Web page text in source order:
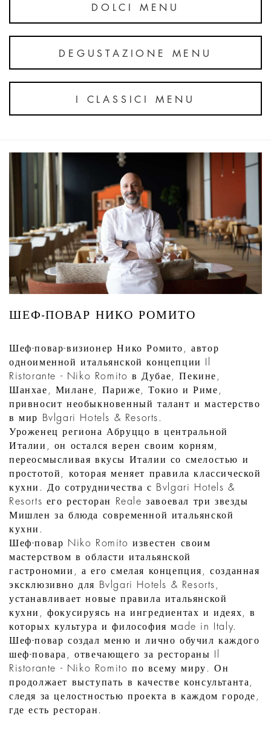
DOLCI MENU
DEGUSTAZIONE MENU
I CLASSICI MENU
ШЕФ-ПОВАР НИКО РОМИТО
Шеф-повар-визионер Нико Ромито, автор
одноименной итальянской концепции Il
Ristorante - Niko Romito в Дубае, Пекине,
Шанхае, Милане, Париже, Токио и Риме,
привносит необыкновенный талант и мастерство
в мир Bvlgari Hotels & Resorts.
Уроженец региона Абруццо в центральной
Италии, он остался верен своим корням,
переосмысливая вкусы Италии со смелостью и
простотой, которая меняет правила классической
кухни. До сотрудничества с Bvlgari Hotels &
Resorts его ресторан Reale завоевал три звезды
Мишлен за блюда современной итальянской
кухни.
Шеф-повар Niko Romito известен своим
мастерством в области итальянской
гастрономии, а его смелая концепция, созданная
эксклюзивно для Bvlgari Hotels & Resorts,
устанавливает новые правила итальянской
кухни, фокусируясь на ингредиентах и ​​идеях, в
которых культура и философия мade in Italy.
Шеф-повар создал меню и лично обучил каждого
шеф-повара, отвечающего за рестораны Il
Ristorante - Niko Romito по всему миру. Он
продолжает выступать в качестве консультанта,
следя за целостностью проекта в каждом городе,
где есть ресторан.